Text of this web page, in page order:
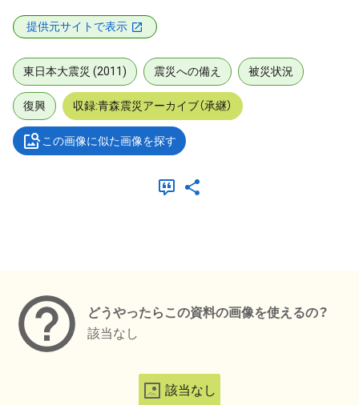
提供元サイトで表示
東日本大震災 (2011) 震災への備え 被災状況
復興 収録:青森震災アーカイブ（承継）
この画像に似た画像を探す
どうやったらこの資料の画像を使えるの？
該当なし
該当なし